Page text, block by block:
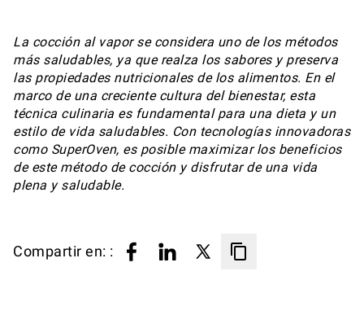
La cocción al vapor se considera uno de los métodos
más saludables, ya que realza los sabores y preserva
las propiedades nutricionales de los alimentos. En el
marco de una creciente cultura del bienestar, esta
técnica culinaria es fundamental para una dieta y un
estilo de vida saludables. Con tecnologías innovadoras
como SuperOven, es posible maximizar los beneficios
de este método de cocción y disfrutar de una vida
plena y saludable.
Compartir en: :